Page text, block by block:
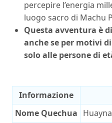
percepire l’energia
luogo sacro di Machu
Questa avventura è
anche se per motivi
solo alle persone di
Informazione
Nome Quechua